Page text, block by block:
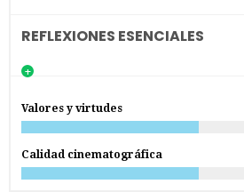
REFLEXIONES ESENCIALES
Valores y virtudes
Calidad cinematográfica